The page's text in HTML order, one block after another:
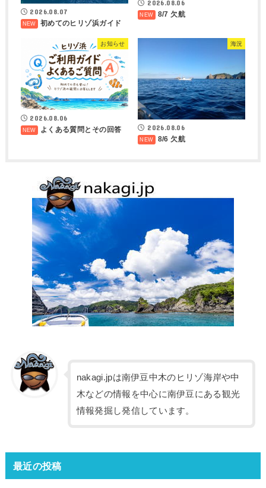
2026.08.07
初めてのヒリゾ浜ガイド
2026.08.06
8/7 欠航
お知らせ
2026.08.06
よくある質問とその回答
海況
2026.08.06
8/6 欠航
nakagi.jpは南伊豆中木のヒリゾ海岸や中
木などの情報を中心に南伊豆にある観光
情報発掘し発信しています。
最近の投稿